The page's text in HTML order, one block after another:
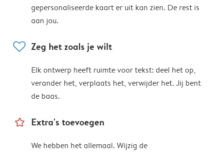
gepersonaliseerde kaart er uit kan zien. De rest is
aan jou.
heart Zeg het zoals je wilt
Elk ontwerp heeft ruimte voor tekst: deel het op,
verander het, verplaats het, verwijder het. Jij bent
de baas.
star_outline Extra's toevoegen
We hebben het allemaal. Wijzig de